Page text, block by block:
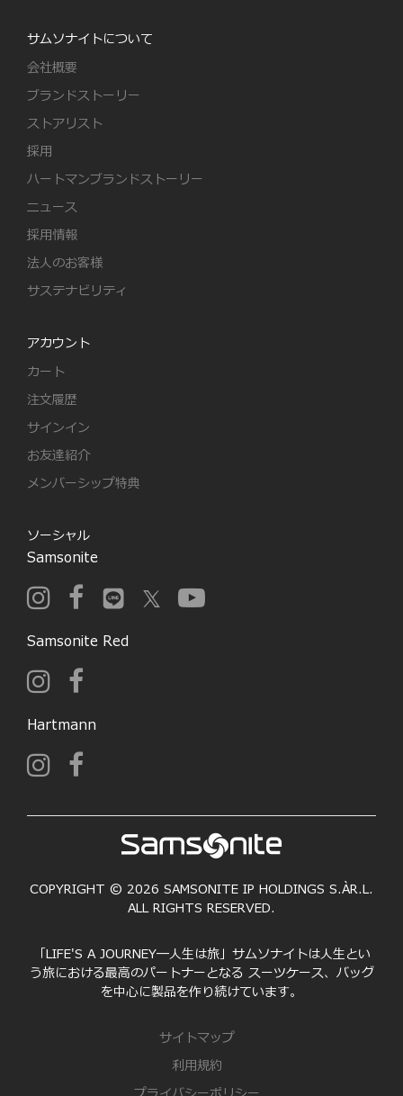
サムソナイトについて
会社概要
ブランドストーリー
ストアリスト
採用
ハートマンブランドストーリー
ニュース
採用情報
法人のお客様
サステナビリティ
アカウント
カート
注文履歴
サインイン
お友達紹介
メンバーシップ特典
ソーシャル
Samsonite
Samsonite Red
Hartmann
COPYRIGHT © 2026 SAMSONITE IP HOLDINGS S.ÀR.L.
ALL RIGHTS RESERVED.
「LIFE'S A JOURNEY―人生は旅」サムソナイトは人生とい
う旅における最高のパートナーとなる スーツケース、バッグ
を中心に製品を作り続けています。
サイトマップ
利用規約